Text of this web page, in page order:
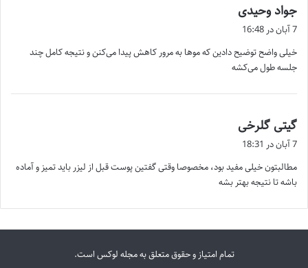
جواد وحیدی
:
7 آبان در 16:48
خیلی واضح توضیح دادین که موها به مرور کاهش پیدا می‌کنن و نتیجه کامل چند
جلسه طول می‌کشه
گیتی گلرخی
:
7 آبان در 18:31
مطالبتون خیلی مفید بود، مخصوصا وقتی گفتین پوست قبل از لیزر باید تمیز و آماده
باشه تا نتیجه بهتر بشه
تمام امتیاز و حقوق متعلق به مجله لوکس است.